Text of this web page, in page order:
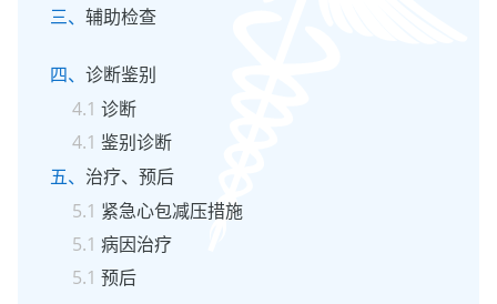
辅助检查
诊断鉴别
诊断
鉴别诊断
治疗、预后
紧急心包减压措施
病因治疗
预后